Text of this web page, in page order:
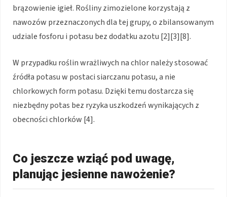
brązowienie igieł. Rośliny zimozielone korzystają z
nawozów przeznaczonych dla tej grupy, o zbilansowanym
udziale fosforu i potasu bez dodatku azotu [2][3][8].
W przypadku roślin wrażliwych na chlor należy stosować
źródła potasu w postaci siarczanu potasu, a nie
chlorkowych form potasu. Dzięki temu dostarcza się
niezbędny potas bez ryzyka uszkodzeń wynikających z
obecności chlorków [4].
Co jeszcze wziąć pod uwagę,
planując jesienne nawożenie?